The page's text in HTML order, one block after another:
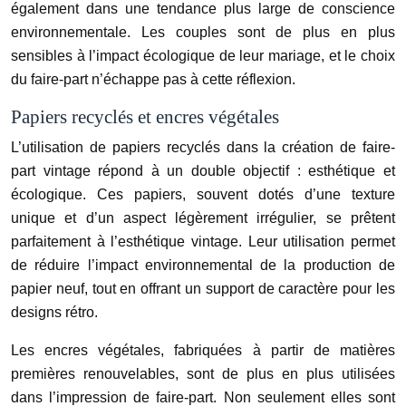
également dans une tendance plus large de conscience
environnementale. Les couples sont de plus en plus
sensibles à l’impact écologique de leur mariage, et le choix
du faire-part n’échappe pas à cette réflexion.
Papiers recyclés et encres végétales
L’utilisation de papiers recyclés dans la création de faire-
part vintage répond à un double objectif : esthétique et
écologique. Ces papiers, souvent dotés d’une texture
unique et d’un aspect légèrement irrégulier, se prêtent
parfaitement à l’esthétique vintage. Leur utilisation permet
de réduire l’impact environnemental de la production de
papier neuf, tout en offrant un support de caractère pour les
designs rétro.
Les encres végétales, fabriquées à partir de matières
premières renouvelables, sont de plus en plus utilisées
dans l’impression de faire-part. Non seulement elles sont